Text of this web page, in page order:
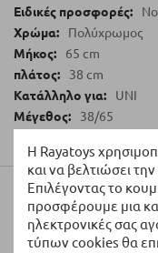
Η Rayatoys
και να βελτιώσει
Επιλέγοντας το
προσφέρουμε μια
ηλεκτρονικές σας
τύπων cookies θα
No
Πολύχρωμος
65 cm
38 cm
UNI
38/65
Αξιολογήσεις